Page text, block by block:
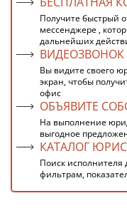
Получите быстрый
мессенджере ,
дальнейших
Вы видите своего
экран, чтобы
офис
ОБЪЯВИТЕ
На выполнение
выгодное
КАТАЛОГ
Поиск
фильтрам,